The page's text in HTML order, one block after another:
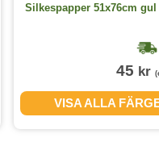
Silkespapper 51x76cm gul
45 kr
VISA ALLA